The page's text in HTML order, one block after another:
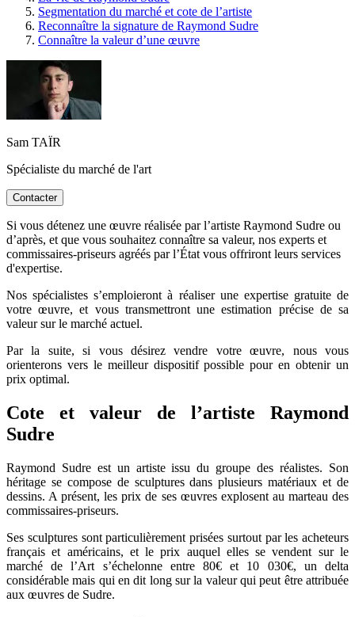
Segmentation du marché et cote de l’artiste
Reconnaître la signature de Raymond Sudre
Connaître la valeur d’une œuvre
Sam TAÏR
Spécialiste du marché de l'art
Contacter
Si vous détenez une œuvre réalisée par l’artiste Raymond Sudre ou
d’après, et que vous souhaitez connaître sa valeur, nos experts et
commissaires-priseurs agréés par l’État vous offriront leurs services
d'expertise.
Nos spécialistes s’emploieront à réaliser une expertise gratuite de
votre œuvre, et vous transmettront une estimation précise de sa
valeur sur le marché actuel.
Par la suite, si vous désirez vendre votre œuvre, nous vous
orienterons vers le meilleur dispositif possible pour en obtenir un
prix optimal.
Cote et valeur de l’artiste Raymond
Sudre
Raymond Sudre est un artiste issu du groupe des réalistes. Son
héritage se compose de sculptures dans plusieurs matériaux et de
dessins. A présent, les prix de ses œuvres explosent au marteau des
commissaires-priseurs.
Ses sculptures sont particulièrement prisées surtout par les acheteurs
français et américains, et le prix auquel elles se vendent sur le
marché de l’Art s’échelonne entre 80€ et 10 030€, un delta
considérable mais qui en dit long sur la valeur qui peut être attribuée
aux œuvres de Sudre.